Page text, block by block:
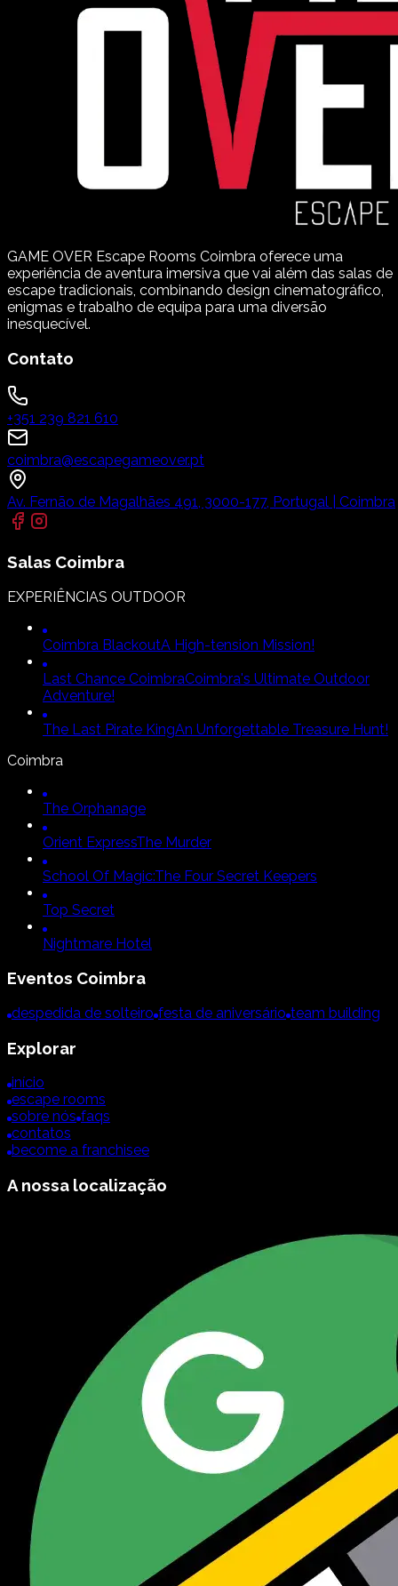
GAME OVER Escape Rooms Coimbra oferece uma
experiência de aventura imersiva que vai além das salas de
escape tradicionais, combinando design cinematográfico,
enigmas e trabalho de equipa para uma diversão
inesquecível.
Contato
+351 239 821 610
coimbra@escapegameover.pt
Av. Fernão de Magalhães 491, 3000-177, Portugal | Coimbra
Salas Coimbra
EXPERIÊNCIAS OUTDOOR
Coimbra BlackoutA High-tension Mission!
Last Chance CoimbraCoimbra's Ultimate Outdoor
Adventure!
The Last Pirate KingAn Unforgettable Treasure Hunt!
Coimbra
The Orphanage
Orient ExpressThe Murder
School Of Magic:The Four Secret Keepers
Top Secret
Nightmare Hotel
Eventos Coimbra
despedida de solteiro festa de aniversário team building
Explorar
início
escape rooms
sobre nós faqs
contatos
become a franchisee
A nossa localização